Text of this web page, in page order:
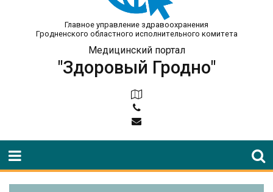
Главное управление здравоохранения
Гродненского областного исполнительного комитета
Медицинский портал
"Здоровый Гродно"